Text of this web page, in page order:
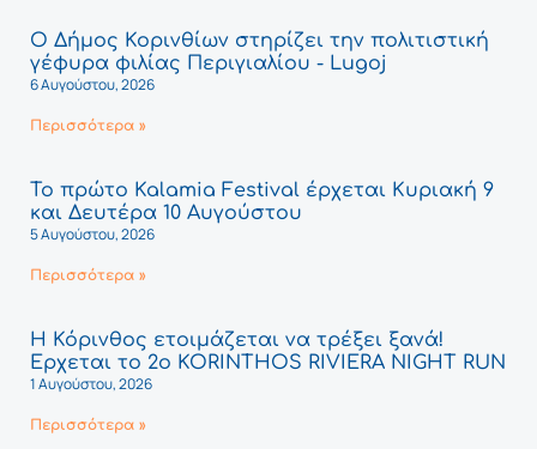
Ο Δήμος Κορινθίων στηρίζει την πολιτιστική
γέφυρα φιλίας Περιγιαλίου - Lugoj
6 Αυγούστου, 2026
Περισσότερα »
Το πρώτο Kalamia Festival έρχεται Κυριακή 9
και Δευτέρα 10 Αυγούστου
5 Αυγούστου, 2026
Περισσότερα »
Η Κόρινθος ετοιμάζεται να τρέξει ξανά!
Έρχεται το 2ο KORINTHOS RIVIERA NIGHT RUN
1 Αυγούστου, 2026
Περισσότερα »